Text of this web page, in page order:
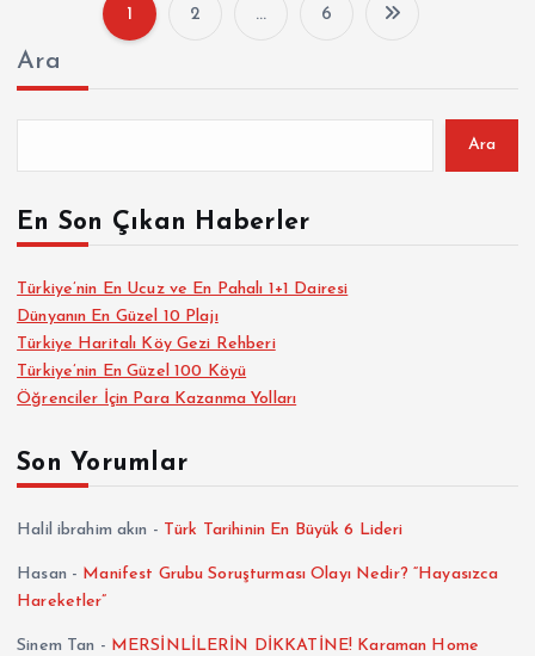
ı
s
a
y
l
a
1 2 … 6
Ara
Ara
En Son Çıkan Haberler
Türkiye’nin En Ucuz ve En Pahalı 1+1 Dairesi
Dünyanın En Güzel 10 Plajı
Türkiye Haritalı Köy Gezi Rehberi
Türkiye’nin En Güzel 100 Köyü
Öğrenciler İçin Para Kazanma Yolları
Son Yorumlar
Halil ibrahim akın - Türk Tarihinin En Büyük 6 Lideri
Hasan - Manifest Grubu Soruşturması Olayı Nedir? “Hayasızca
Hareketler”
Sinem Tan - MERSİNLİLERİN DİKKATİNE! Karaman Home